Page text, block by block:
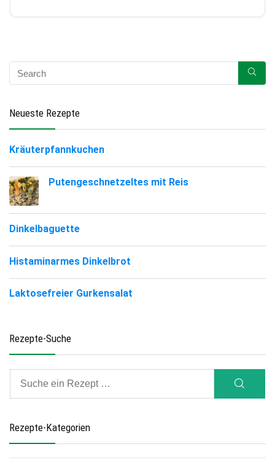
Neueste Rezepte
Kräuterpfannkuchen
Putengeschnetzeltes mit Reis
Dinkelbaguette
Histaminarmes Dinkelbrot
Laktosefreier Gurkensalat
Rezepte-Suche
Rezepte-Kategorien